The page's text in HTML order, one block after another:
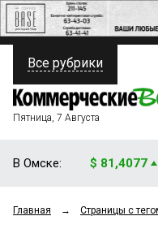
ПОЛИТИКА
ФИНАНСЫ
ОБЩЕСТВО
Все рубрики
Пятница, 7 Августа
В Омске: $ 81,4077
Главная → Страницы c